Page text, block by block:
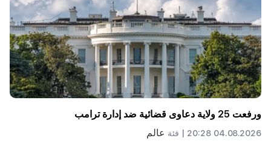
ورفعت 25 ولاية دعاوى قضائية ضد إدارة ترامب
04.08.2026 20:28 | فئة عالم